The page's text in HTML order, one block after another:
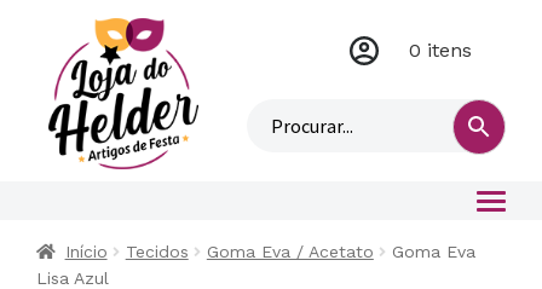
M
n
0 itens
Início Tecidos Goma Eva / Acetato
Goma Eva
Lisa Azul